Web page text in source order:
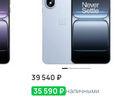
39 540 ₽
35 590 ₽ наличными